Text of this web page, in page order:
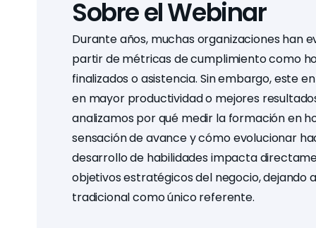
Sobre el Webinar
Durante años, muchas organizaciones han
partir de métricas de cumplimiento como
finalizados o asistencia. Sin embargo, este
en mayor productividad o mejores
analizamos por qué medir la formación en
sensación de avance y cómo evolucionar
desarrollo de habilidades impacta
objetivos estratégicos del negocio, dejando
tradicional como único referente.